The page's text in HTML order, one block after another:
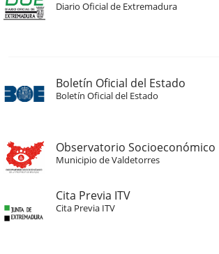
Diario Oficial de Extremadura
Boletín Oficial del Estado
Boletín Oficial del Estado
Observatorio Socioeconómico
Municipio de Valdetorres
Cita Previa ITV
Cita Previa ITV